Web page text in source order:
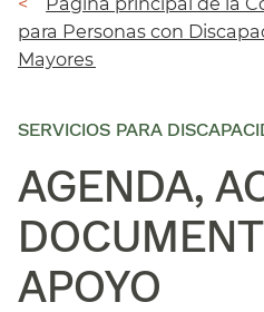
de
navegación​​
para Personas con
Mayores​​
SERVICIOS PARA
AGENDA,
APOYO​​